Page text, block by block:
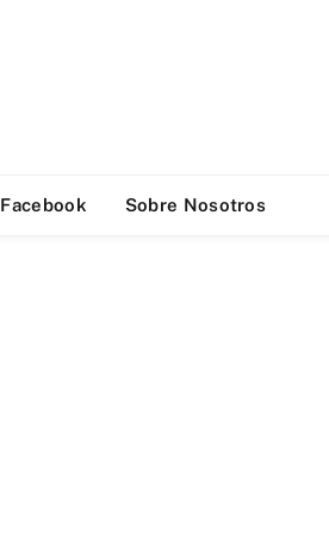
Facebook Sobre Nosotros